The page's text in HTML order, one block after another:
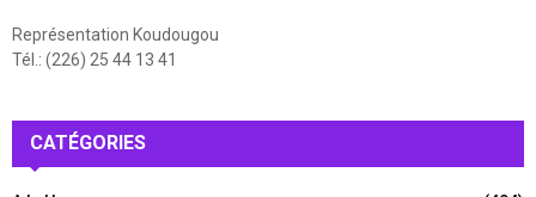
Représentation Koudougou
Tél.: (226) 25 44 13 41
CATÉGORIES